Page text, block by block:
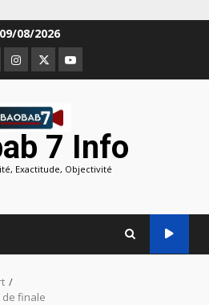
09/08/2026
Instagram
TwitterYoutube
7 Info
Exactitude, Objectivité
de finale